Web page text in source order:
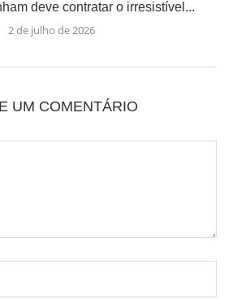
deve contratar o irresistível...
2 de julho de 2026
UM COMENTÁRIO